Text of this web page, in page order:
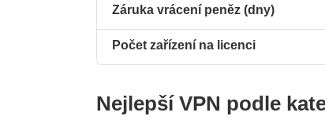
Záruka vrácení peněz (dny)
Počet zařízení na licenci
Nejlepší VPN podle